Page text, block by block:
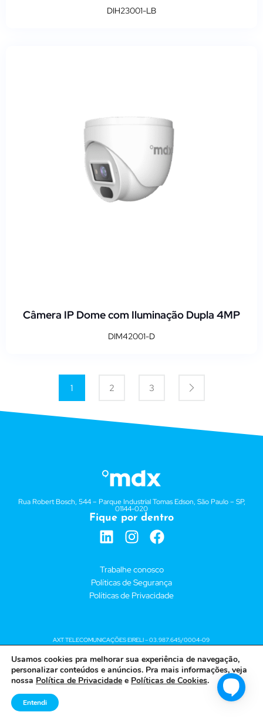
DIH23001-LB
Câmera IP Dome com Iluminação Dupla 4MP
DIM42001-D
1 2 3
Rua Robert Bosch, 544 – Parque Industrial Tomas Edson, São Paulo – SP,
01144-020
Fique por dentro
Trabalhe conosco
Políticas de Segurança
Políticas de Privacidade
AXT TELECOMUNICAÇÕES EIRELI – 03.987.645/0004-09
Usamos cookies pra melhorar sua experiência de navegação,
personalizar conteúdos e anúncios. Pra mais informações, veja
nossa Política de Privacidade e Políticas de Cookies.
Entendi